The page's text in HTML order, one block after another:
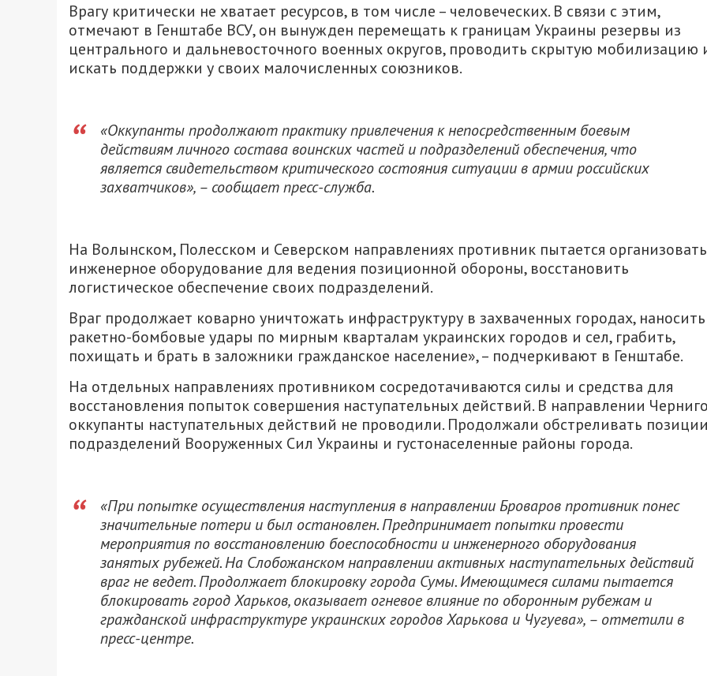
Врагу критически не хватает ресурсов, в том числе – человеческих. В связи с этим,
отмечают в Генштабе ВСУ, он вынужден перемещать к границам Украины резервы из
центрального и дальневосточного военных округов, проводить скрытую мобилизацию
искать поддержки у своих малочисленных союзников.
«Оккупанты продолжают практику привлечения к непосредственным боевым
действиям личного состава воинских частей и подразделений обеспечения, что
является свидетельством критического состояния ситуации в армии российских
захватчиков», – сообщает пресс-служба.
На Волынском, Полесском и Северском направлениях противник пытается организовать
инженерное оборудование для ведения позиционной обороны, восстановить
логистическое обеспечение своих подразделений.
Враг продолжает коварно уничтожать инфраструктуру в захваченных городах, наносить
ракетно-бомбовые удары по мирным кварталам украинских городов и сел, грабить,
похищать и брать в заложники гражданское население», – подчеркивают в Генштабе.
На отдельных направлениях противником сосредотачиваются силы и средства для
восстановления попыток совершения наступательных действий. В направлении
оккупанты наступательных действий не проводили. Продолжали обстреливать
подразделений Вооруженных Сил Украины и густонаселенные районы города.
«При попытке осуществления наступления в направлении Броваров противник понес
значительные потери и был остановлен. Предпринимает попытки провести
мероприятия по восстановлению боеспособности и инженерного оборудования
занятых рубежей. На Слобожанском направлении активных наступательных действий
враг не ведет. Продолжает блокировку города Сумы. Имеющимеся силами пытается
блокировать город Харьков, оказывает огневое влияние по оборонным рубежам и
гражданской инфраструктуре украинских городов Харькова и Чугуева», – отметили в
пресс-центре.